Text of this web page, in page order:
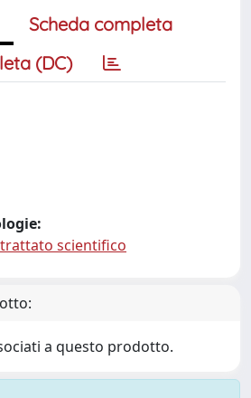
Scheda completa
(DC)
scientifico
a questo prodotto.